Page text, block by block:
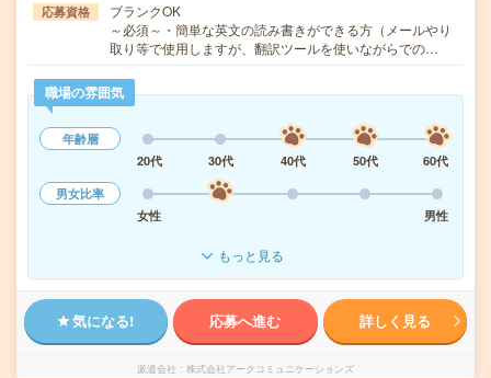
応募資格
ブランクOK
～必須～・簡単な英文の読み書きができる方（メールやり
取り等で使用しますが、翻訳ツールを使いながらでの…
職場の雰囲気
年齢層
20代
30代 40代 50代
60代
男女比率
女性
男性
もっと見る
気になる! 応募へ進む 詳しく見る
派遣会社 株式会社アークコミュニケーションズ